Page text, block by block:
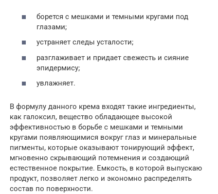
борется с мешками и темными кругами под
глазами;
устраняет следы усталости;
разглаживает и придает свежесть и сияние
эпидермису;
увлажняет.
В формулу данного крема входят такие ингредиенты,
как галоксил, вещество обладающее высокой
эффективностью в борьбе с мешками и темными
кругами появляющимися вокруг глаз и минеральные
пигменты, которые оказывают тонирующий эффект,
мгновенно скрывающий потемнения и создающий
естественное покрытие. Емкость, в которой выпускаю
продукт, позволяет легко и экономно распределять
состав по поверхности.